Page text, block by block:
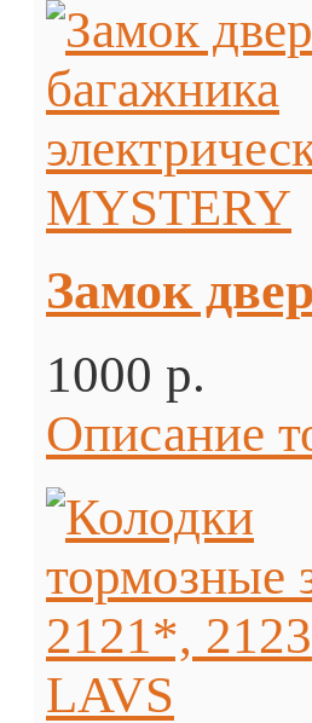
Замок
1000 p.
Описание